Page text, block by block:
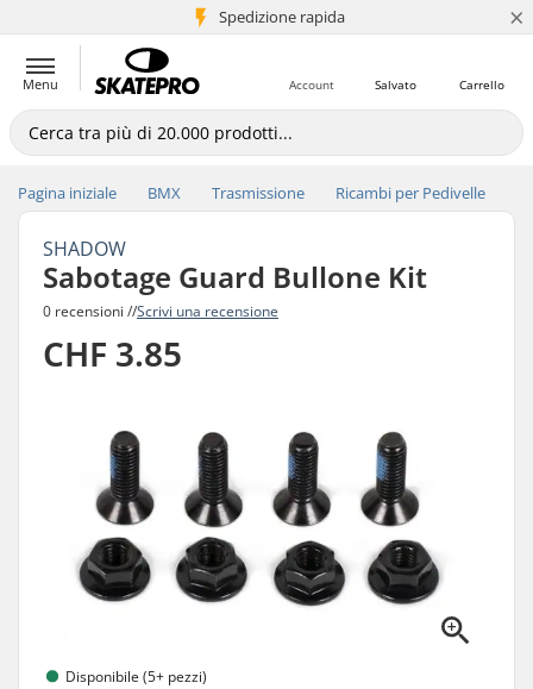
Spedizione rapida
+5 mln di clienti ×
Menu Carrello
Salvato
Account
Pagina iniziale BMX Trasmissione Ricambi per Pedivelle
SHADOW
Sabotage Guard Bullone Kit
0 recensioni //Scrivi una recensione
CHF 3.85
Disponibile (5+ pezzi)